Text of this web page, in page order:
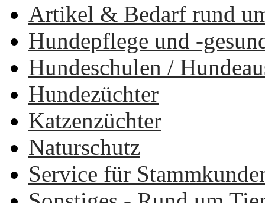
Artikel & Bedarf rund
Hundepflege und -
Hundeschulen /
Hundezüchter
Katzenzüchter
Naturschutz
Service für